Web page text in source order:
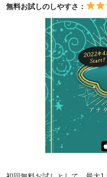
無料お試しのしやすさ：